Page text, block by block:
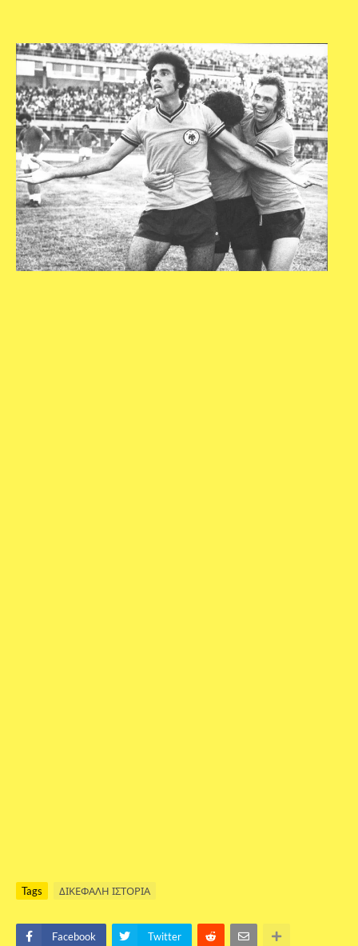
Tags ΔΙΚΕΦΑΛΗ ΙΣΤΟΡΙΑ
Facebook Twitter